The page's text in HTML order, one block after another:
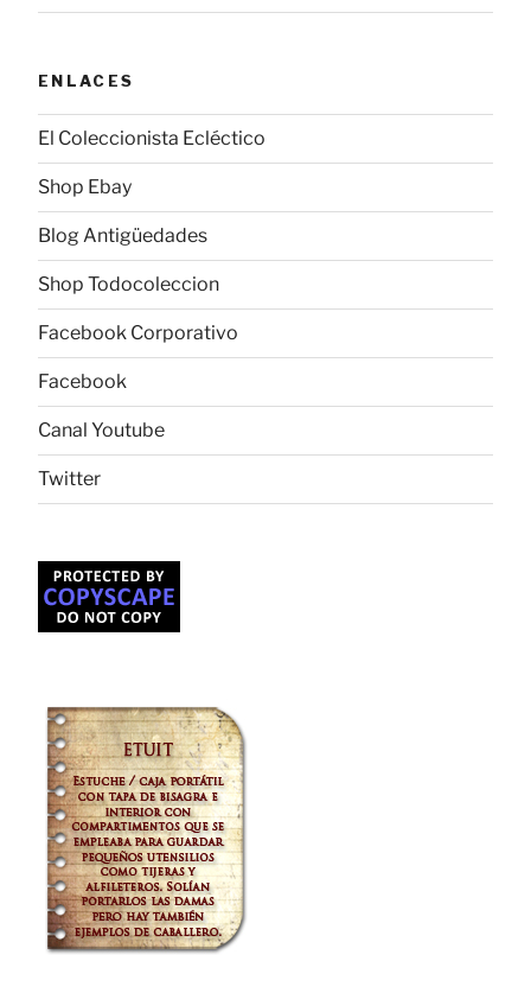
ENLACES
El Coleccionista Ecléctico
Shop Ebay
Blog Antigüedades
Shop Todocoleccion
Facebook Corporativo
Facebook
Canal Youtube
Twitter